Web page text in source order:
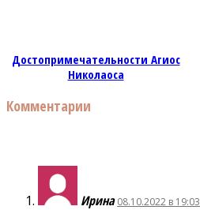
Достопримечательности Агиос
Николаоса
Комментарии
Ирина 08.10.2022 в 19:03